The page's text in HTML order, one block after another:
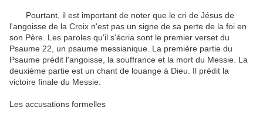
Pourtant il est important de noter que le cri de Jésus de
l'angoisse de la Croix n'est pas un signe de sa perte de la foi en
son Père Les paroles qu'il s'écria sont le premier verset du
Psaume 22 un psaume messianique La première partie du
Psaume prédit l'angoisse , la souffrance et la mort du Messie La
deuxième partie est un chant de louange à Dieu Il prédit la
victoire finale du Messie
Les accusations formelles